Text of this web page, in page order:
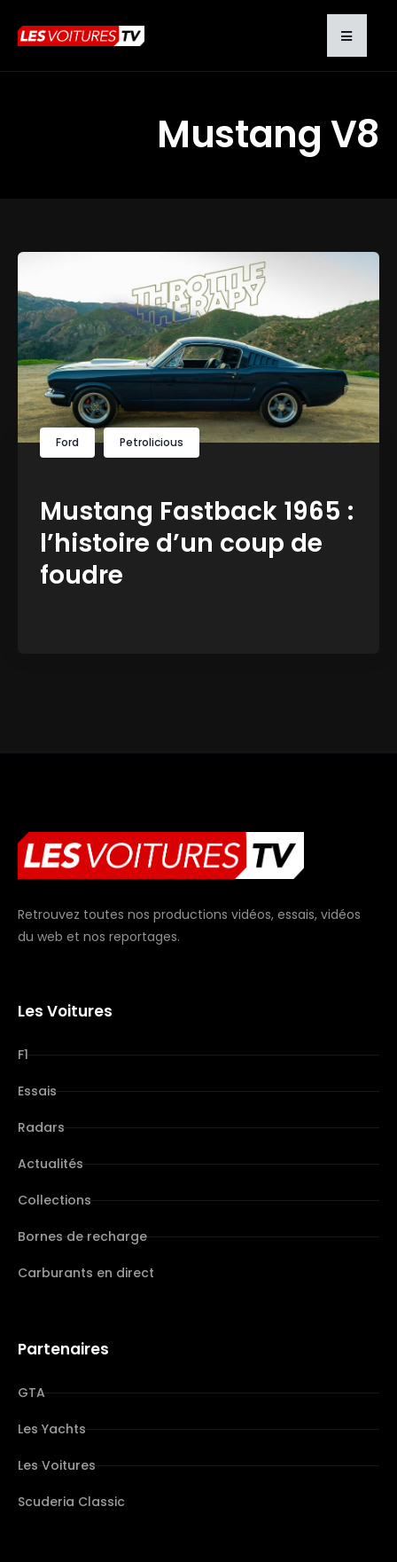
Mustang V8
Ford Petrolicious
Mustang Fastback 1965 :
l’histoire d’un coup de
foudre
Retrouvez toutes nos productions vidéos, essais, vidéos
du web et nos reportages.
Les Voitures
F1
Essais
Radars
Actualités
Collections
Bornes de recharge
Carburants en direct
Partenaires
GTA
Les Yachts
Les Voitures
Scuderia Classic